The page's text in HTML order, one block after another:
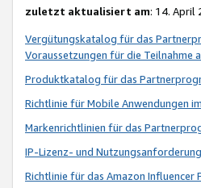
zuletzt aktualisiert am: 14. April
Vergütungskatalog für das
Voraussetzungen für die Teilnahme
Produktkatalog für das
Richtlinie für Mobile Anwendungen
Markenrichtlinien für das
IP-Lizenz- und
Richtlinie für das Amazon Influencer